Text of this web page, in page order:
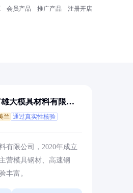
会员产品 推广产品 注册开店
大模具材料有限公
兰 通过真实性核验
有限公司，2020年成立
营模具钢材、高速钢
丰富。